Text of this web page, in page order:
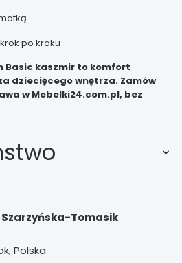
po kroku
Basic kaszmir to komfort
dziecięcego wnętrza. Zamów
w Mebelki24.com.pl, bez
Szarzyńska-Tomasik
Polska